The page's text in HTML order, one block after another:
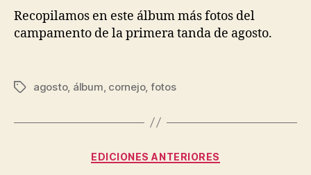
Recopilamos en este álbum más fotos del
campamento de la primera tanda de agosto.
agosto, álbum cornejo, fotos
EDICIONES ANTERIORES